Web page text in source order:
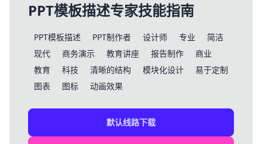
PPT模板描述专家技能指南
PPT模板描述 PPT制作者 设计师 专业
简洁
现代
商务演示 教育讲座 报告制作
商业
教育
科技 清晰的结构 模块化设计
易于定制
图表
图标 动画效果
默认线路下载